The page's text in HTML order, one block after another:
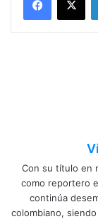
Con su título en
como reportero
continúa
colombiano,